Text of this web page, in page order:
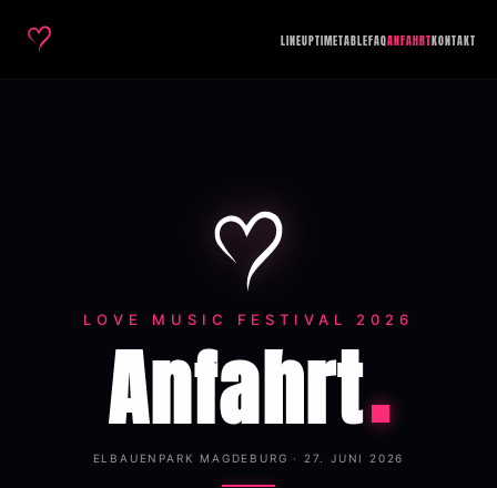
LINEUPTIMETABLEFAQANFAHRTKONTAKT
LOVE MUSIC FESTIVAL 2026
Anfahrt
ELBAUENPARK MAGDEBURG · 27. JUNI 2026